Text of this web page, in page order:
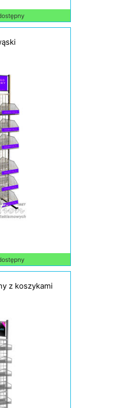
z koszykami